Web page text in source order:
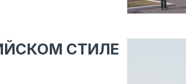
СТИЛЕ